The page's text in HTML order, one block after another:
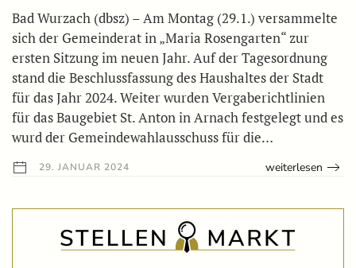
Bad Wurzach (dbsz) – Am Montag (29.1.) versammelte
sich der Gemeinderat in „Maria Rosengarten“ zur
ersten Sitzung im neuen Jahr. Auf der Tagesordnung
stand die Beschlussfassung des Haushaltes der Stadt
für das Jahr 2024. Weiter wurden Vergaberichtlinien
für das Baugebiet St. Anton in Arnach festgelegt und es
wurd der Gemeindewahlausschuss für die…
29. JANUAR 2024 weiterlesen